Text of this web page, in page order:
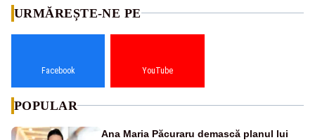
URMĂREȘTE-NE PE
Facebook YouTube
POPULAR
Ana Maria Păcuraru demască planul lui